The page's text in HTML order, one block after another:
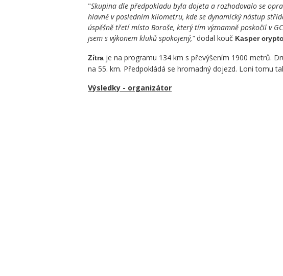
"Skupina dle předpokladu byla dojeta a rozhodovalo se
hlavně v posledním kilometru, kde se dynamický nástup
úspěšně třetí místo Boroše, který tím významně poskočil v
jsem s výkonem kluků spokojený,"dodal kouč Kasper
Zítra je na programu 134 km s převýšením 1900 metrů.
na 55. km. Předpokládá se hromadný dojezd. Loni tomu
Výsledky - organizátor